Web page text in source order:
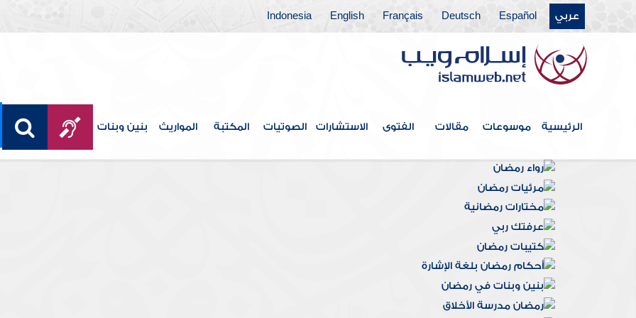
عربي Español
Deutsch
Français
English
Indonesia
الرئيسية موسوعات مقالات الفتوى الاستشارات الصوتيات المكتبة المواريث بنين وبنات